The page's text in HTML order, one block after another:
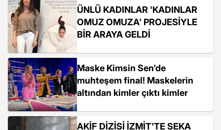
ÜNLÜ KADINLAR 'KADINLAR
OMUZ OMUZA' PROJESİYLE
BİR ARAYA GELDİ
Maske Kimsin Sen'de
muhteşem final! Maskelerin
altından kimler çıktı kimler
AKİF DİZİSİ İZMİT'TE SEKA